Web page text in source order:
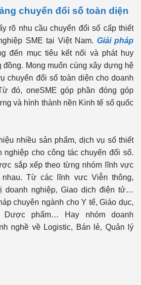
chuyển đổi số toàn diện
rõ nhu cầu chuyển đổi số cấp thiết
SME tại Việt Nam. Giải pháp
đến mục tiêu kết nối và phát huy
đồng. Mong muốn cùng xây dựng hệ
chuyển đổi số toàn diện cho doanh
đó, oneSME góp phần đóng góp
và hình thành nền Kinh tế số quốc
nhiều sản phẩm, dịch vụ số thiết
nghiệp cho công tác chuyển đổi số.
sắp xếp theo từng nhóm lĩnh vực
Từ các lĩnh vưc Viễn thông,
doanh nghiệp, Giao dịch điện tử…
chuyên ngành cho Y tế, Giáo dục,
Dược phẩm… Hay nhóm doanh
nghề về Logistic, Bán lẻ, Quản lý